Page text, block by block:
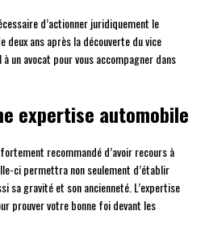
d’actionner juridiquement le
deux ans après la découverte du vice
un avocat pour vous accompagner dans
expertise automobile
recommandé d’avoir recours à
ci permettra non seulement d’établir
sa gravité et son ancienneté. L’expertise
prouver votre bonne foi devant les